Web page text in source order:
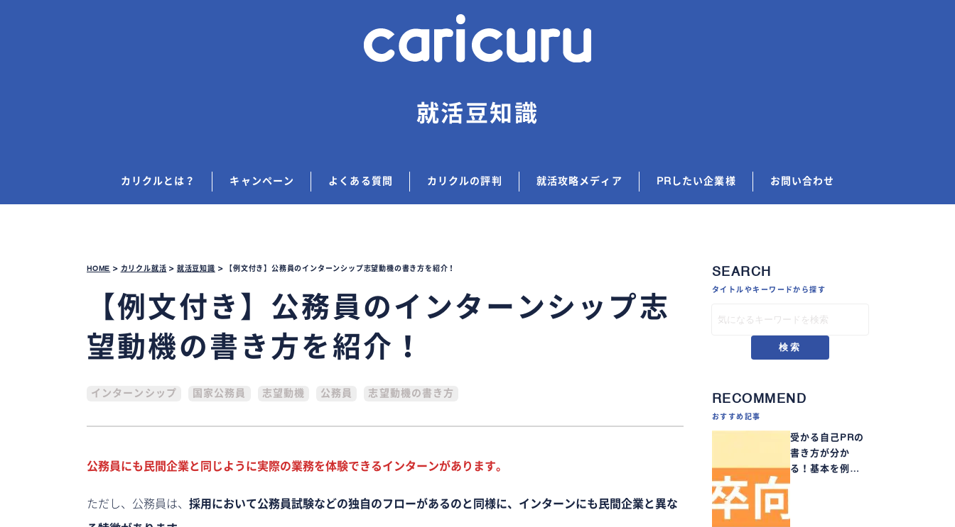
就活豆知識
カリクルとは？ キャンペーン よくある質問 カリクルの評判 就活攻略メディア PRしたい企業様 お問い合わせ
HOME > カリクル就活 > 就活豆知識 > 【例文付き】公務員のインターンシップ志望動機の書き方を紹介！
【例文付き】公務員のインターンシップ志
望動機の書き方を紹介！
インターンシップ 国家公務員 志望動機 公務員 志望動機の書き方
公務員にも民間企業と同じように実際の業務を体験できるインターンがあります。
ただし、公務員は、 採用において公務員試験などの独自のフローがあるのと同様に、インターンにも民間企業と異な
SEARCH
タイトルやキーワードから探す
検索
RECOMMEND
おすすめ記事
受かる自己PRの
書き方が分か
る！基本を例…